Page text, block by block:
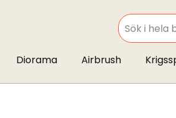
SEARCH
Diorama Airbrush